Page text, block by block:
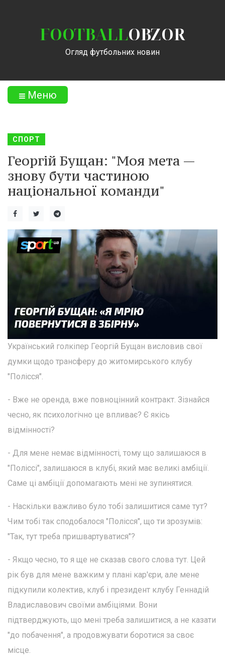
FOOTBALLOBZOR
Огляд футбольних новин
Меню
СПОРТ
Георгій Бущан: "Моя мета —
знову бути частиною
національної команди"
Український голкіпер Георгій Бущан висловив свої
думки щодо трансферу до житомирського клубу
"Полісся".
- Вже не оренда, вже повноцінний контракт. Зізнайся
чесно, як психологічно це впливає? Є якісь
відмінності?
- Для мене немає відмінності, тому що залишаюся в
"Поліссі", залишаюся в клубі, який має великі амбіції.
Саме ці амбіції допомагають мені не зупинятися.
- Наскільки важливо було тобі залишитися саме тут?
Чим тобі так сподобалося "Полісся", що ти зрозумів:
"Так, тут треба пришвартуватися"?
- Якщо чесно, то я ще не сказав свого слова тут. Цей
рік був для мене важким у плані кар'єри, але мене
підкупили колектив, клуб і президент клубу Геннадій
Владиславович своїми амбіціями. Вони
підтверджують, що мені треба залишитися, а не казати
"до побачення", а продовжувати боротися за своє
місце.